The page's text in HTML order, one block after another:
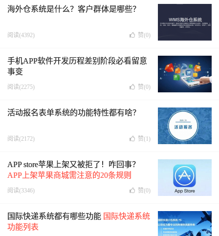
海外仓系统是什么？客户群体是哪些？
阅读(4392) 赞(0)
手机APP软件开发历程差别阶段必看留意
事变
阅读(2275) 赞(0)
活动报名表单系统的功能特性都有啥？
阅读(2172) 赞(1)
APP store苹果上架又被拒了！咋回事？
APP上架苹果商城需注意的20条规则
阅读(3346) 赞(0)
国际快递系统都有哪些功能 国际快递系统
功能列表